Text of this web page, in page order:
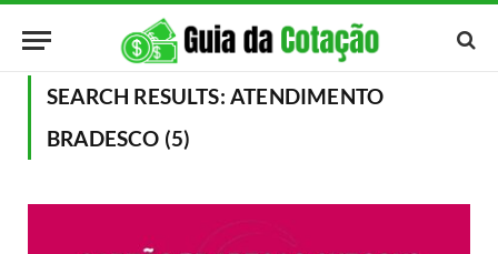
SEARCH RESULTS:ATENDIMENTO
BRADESCO (5)